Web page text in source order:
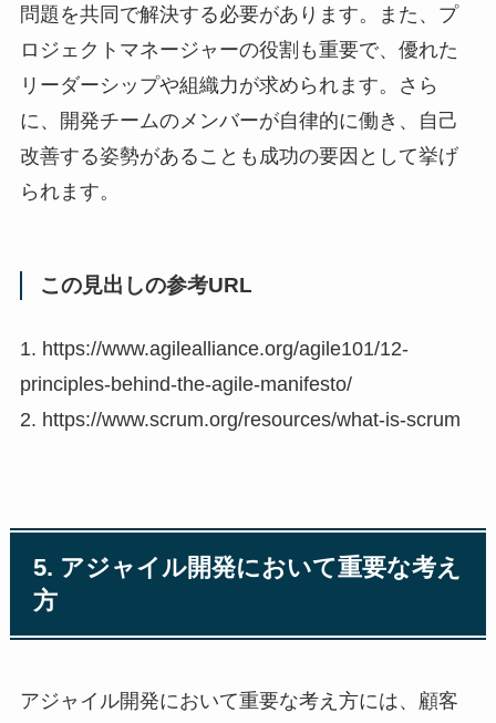
問題を共同で解決する必要があります。また、プ
ロジェクトマネージャーの役割も重要で、優れた
リーダーシップや組織力が求められます。さら
に、開発チームのメンバーが自律的に働き、自己
改善する姿勢があることも成功の要因として挙げ
られます。
この見出しの参考URL
1. https://www.agilealliance.org/agile101/12-
principles-behind-the-agile-manifesto/
2. https://www.scrum.org/resources/what-is-scrum
5. アジャイル開発において重要な考え
方
アジャイル開発において重要な考え方には、顧客